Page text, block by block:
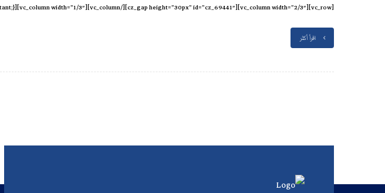
[vc_row][vc_column width=”2/3″][cz_gap height=”30px” id=”cz_69441″][/vc_column][vc_column width=”1/3″][vc_column_text css=”.vc_custom_1624966509377{margin-bottom: 40px !important;}”]هذه هي قائمة المشاريع ...
اقرأ أكثر